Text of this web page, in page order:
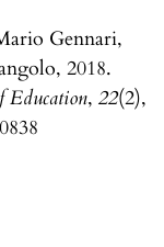
Gennari,
2018.
Education, 22(2),